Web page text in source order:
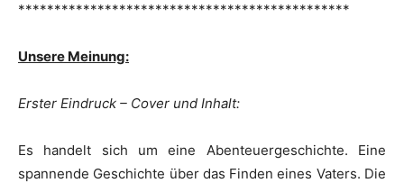
**********************************************
Unsere Meinung:
Erster Eindruck – Cover und Inhalt:
Es handelt sich um eine Abenteuergeschichte. Eine
spannende Geschichte über das Finden eines Vaters. Die